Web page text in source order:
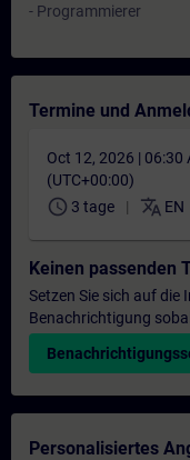
- Programmierer
Termine und
Oct 12, 2026 | 06:30
(UTC+00:00)
schedule 3 tage translate EN
Keinen passenden
Setzen Sie sich auf die
Benachrichtigung
Personalisiertes